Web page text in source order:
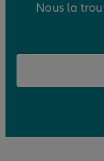
Nous la